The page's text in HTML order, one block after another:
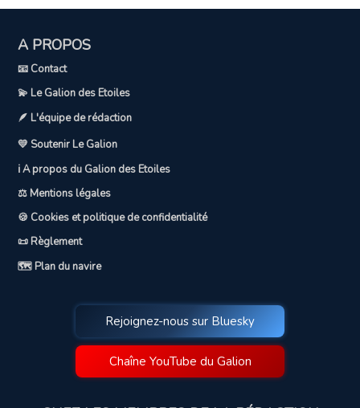
A PROPOS
📧 Contact
💫 Le Galion des Etoiles
🪶 L'équipe de rédaction
💛 Soutenir Le Galion
ℹ️ A propos du Galion des Etoiles
⚖️ Mentions légales
🍪 Cookies et politique de confidentialité
📜 Règlement
🗺️ Plan du navire
Rejoignez-nous sur Bluesky
Chaîne YouTube du Galion